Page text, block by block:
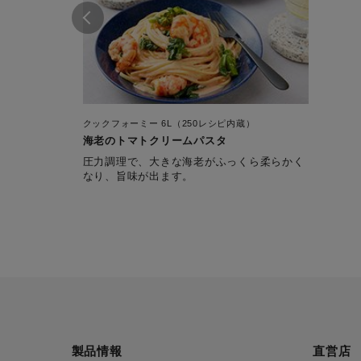
クックフォーミー 6L（250レシピ内蔵）
海老のトマトクリームパスタ
圧力調理で、大きな海老がふっくら柔らかく
なり、旨味が出ます。
製品情報 直営店